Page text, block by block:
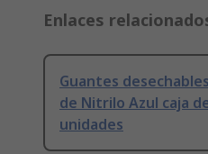
Enlaces
Guantes
de Nitrilo Azul caja
unidades